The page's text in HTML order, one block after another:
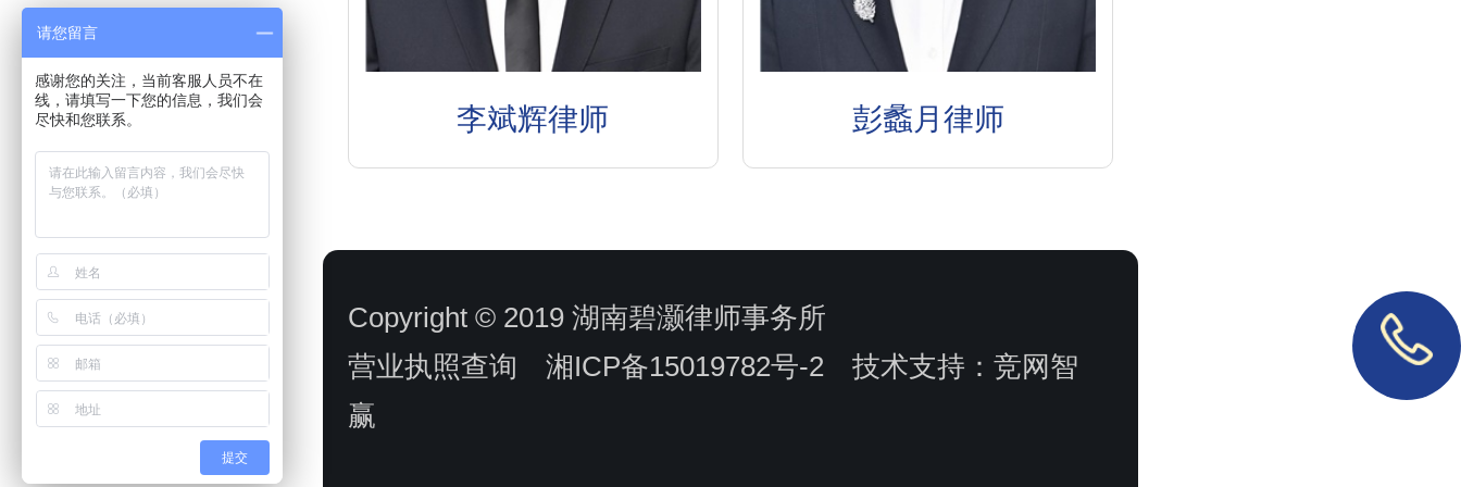
李斌辉律师 彭蠡月律师
Copyright © 2019 湖南碧灏律师事务所
营业执照查询 湘ICP备15019782号-2 技术支持： 竞网智
赢
请您留言
感谢您的关注，当前客服人员不在
线，请填写一下您的信息，我们会
尽快和您联系。
提交